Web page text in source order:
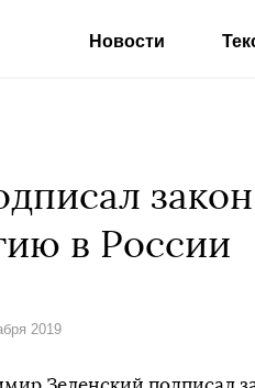
Новости
в России
2019